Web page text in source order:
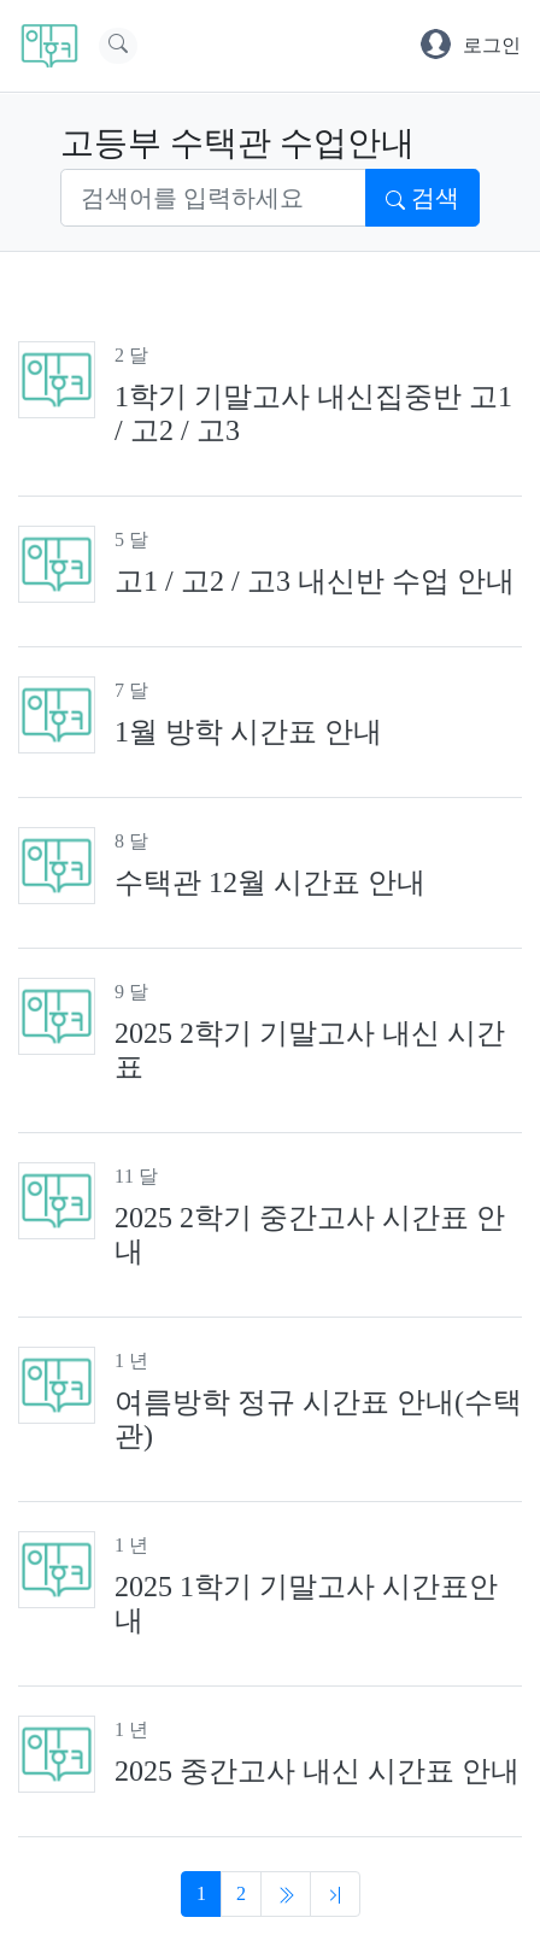
로그인
고등부 수택관 수업안내
검색
2 달
1학기 기말고사 내신집중반 고1
/ 고2 / 고3
5 달
고1 / 고2 / 고3 내신반 수업 안내
7 달
1월 방학 시간표 안내
8 달
수택관 12월 시간표 안내
9 달
2025 2학기 기말고사 내신 시간
표
11 달
2025 2학기 중간고사 시간표 안
내
1 년
여름방학 정규 시간표 안내(수택
관)
1 년
2025 1학기 기말고사 시간표안
내
1 년
2025 중간고사 내신 시간표 안내
1 2